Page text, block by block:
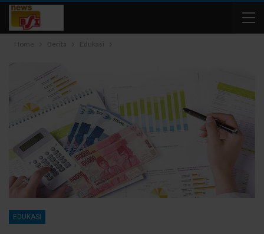
Home Berita Edukasi
EDUKASI